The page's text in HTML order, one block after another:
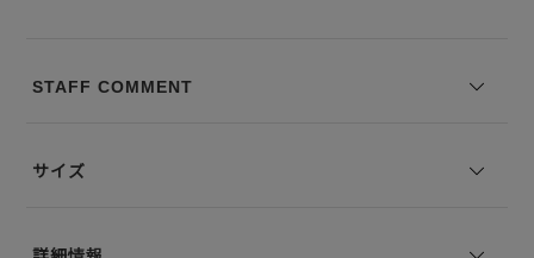
STAFF COMMENT
サイズ